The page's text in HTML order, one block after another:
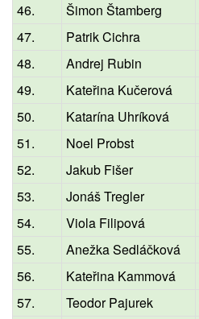
46.
Šimon Štamberg
47.
Patrik Cichra
48.
Andrej Rubin
49.
Kateřina Kučerová
50.
Katarína Uhríková
51.
Noel Probst
52.
Jakub Fišer
53.
Jonáš Tregler
54.
Viola Filipová
55.
Anežka Sedláčková
56.
Kateřina Kammová
57.
Teodor Pajurek